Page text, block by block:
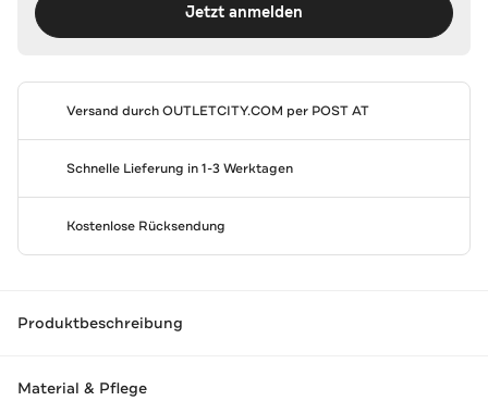
Jetzt anmelden
Versand durchOUTLETCITY.COM per POST AT
Schnelle Lieferung in 1-3 Werktagen
Kostenlose Rücksendung
Produktbeschreibung
Material & Pflege